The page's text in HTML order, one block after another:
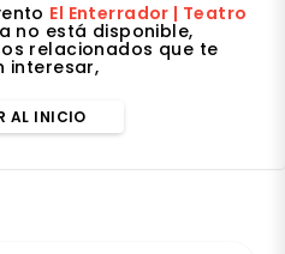
El Enterrador | Teatro
no está disponible,
relacionados que te
interesar,
AL INICIO